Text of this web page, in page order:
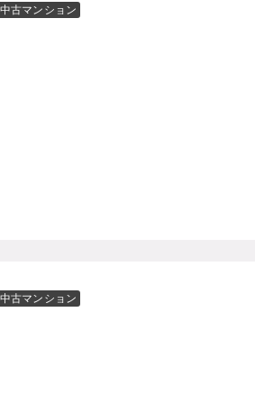
中古マンション
中古マンション